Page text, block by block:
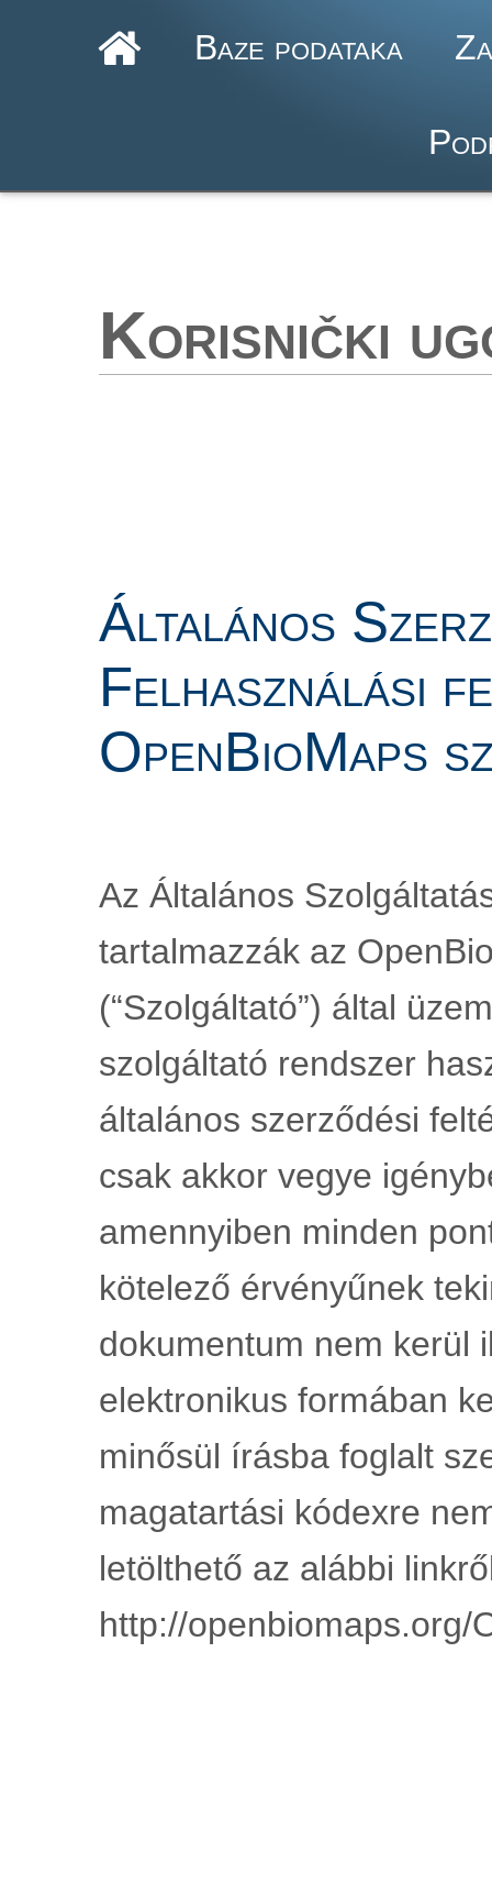
Baze podataka
Korisnički
Általános
Felhasználási
OpenBioMaps
Az Általános
tartalmazzák az
(“Szolgáltató”) által
szolgáltató rendszer
általános szerződési
csak akkor vegye
amennyiben minden
kötelező érvényűnek
dokumentum nem kerül
elektronikus formában
minősül írásba foglalt
magatartási kódexre
letölthető az alábbi
http://openbiomaps.org/